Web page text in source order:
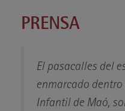
PRENSA
El pasacalles del
enmarcado dentro
Infantil de Maó,